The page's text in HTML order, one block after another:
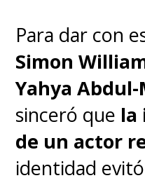
Alien Earthya
disponible en
primeros dos
capítulos de
martes en el
Para dar con
Simon
Yahya
sinceró que la
de un actor
identidad